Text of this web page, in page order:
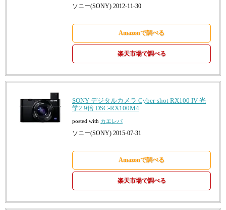
ソニー(SONY) 2012-11-30
Amazonで調べる
楽天市場で調べる
SONY デジタルカメラ Cyber-shot RX100 IV 光
学2.9倍 DSC-RX100M4
posted with カエレバ
ソニー(SONY) 2015-07-31
Amazonで調べる
楽天市場で調べる